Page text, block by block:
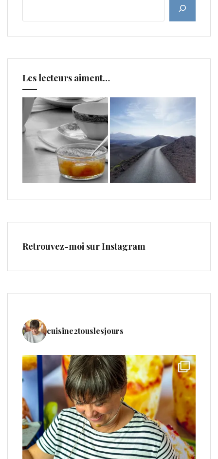
Les lecteurs aiment…
Retrouvez-moi sur Instagram
cuisine2touslesjours